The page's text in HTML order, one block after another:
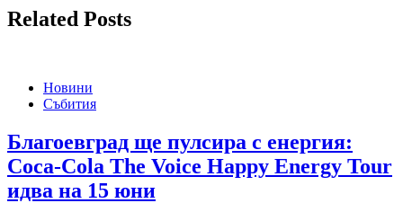
Related Posts
Новини
Събития
Благоевград ще пулсира с енергия:
Coca-Cola The Voice Happy Energy Tour
идва на 15 юни